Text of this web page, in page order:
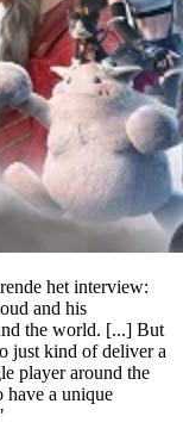
het interview:
and his
the world. [...] But
just kind of deliver a
player around the
have a unique